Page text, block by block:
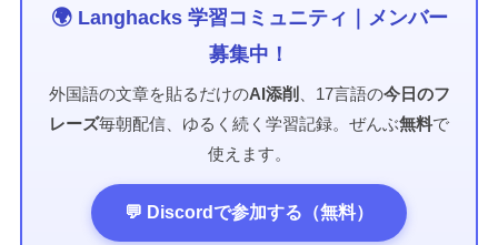
🌍 Langhacks 学習コミュニティ｜メンバー
募集中！
外国語の文章を貼るだけのAI添削 、17言語の今日のフ
レーズ毎朝配信、ゆるく続く学習記録。ぜんぶ無料で
使えます。
💬 Discordで参加する（無料）